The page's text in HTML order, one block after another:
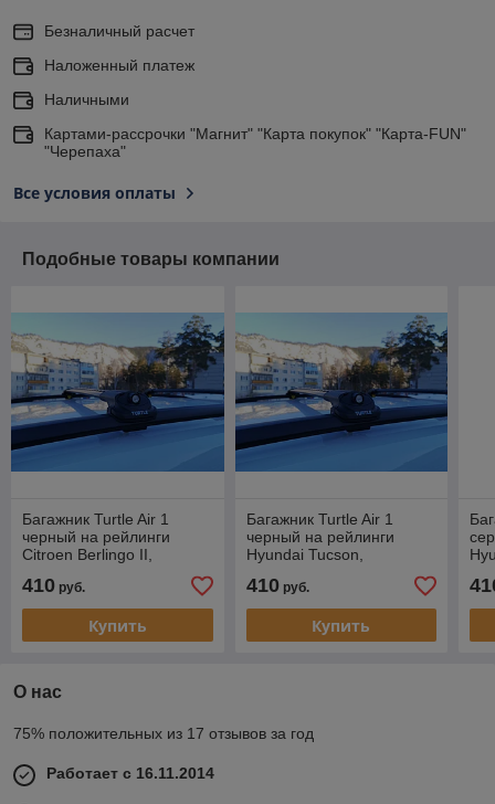
Безналичный расчет
Наложенный платеж
Наличными
Картами-рассрочки "Магнит" "Карта покупок" "Карта-FUN"
"Черепаха"
Все условия оплаты
Подобные товары компании
Багажник Turtle Air 1
черный на рейлинги
Citroen Berlingo II,
410 руб.
Купить
Багажник Turtle Air 1
черный на рейлинги
Hyundai Tucson,
внедорожник, 2004-2016
410руб.
Купить
О нас
75% положительных из 17 отзывов за год
Работает с 16.11.2014